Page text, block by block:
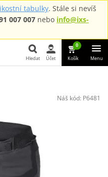
tabulky. Stále si nevíš
007 007 nebo info@ixs-
Hledat Účet
0
Košík Menu
Náš kód: P6481